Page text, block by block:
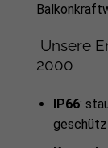
Unsere
2000
IP66: